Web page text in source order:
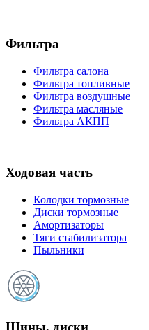
Фильтра
Фильтра салона
Фильтра топливные
Фильтра воздушные
Фильтра масляные
Фильтра АКПП
Ходовая часть
Колодки тормозные
Диски тормозные
Амортизаторы
Тяги стабилизатора
Пыльники